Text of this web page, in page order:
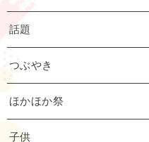
話題
つぶやき
ほかほか祭
子供